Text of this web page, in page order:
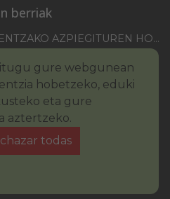
berriak
ERROIBARKO AZIENDARENTZAKO AZPIEGITUREN HOBEKUNTZA 2025-2026 KANPAINA
ARDURATSUA
GAINEKO ZERGA
gure webgunean
hobetzeko, eduki
eta gure
aztertzeko.
todas